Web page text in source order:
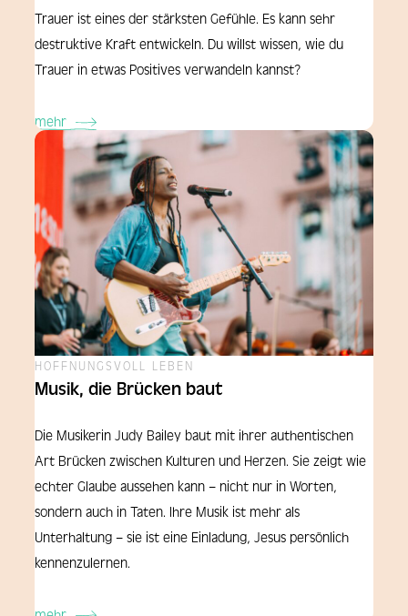
Trauer ist eines der stärksten Gefühle. Es kann sehr
destruktive Kraft entwickeln. Du willst wissen, wie du
Trauer in etwas Positives verwandeln kannst?
mehr
HOFFNUNGSVOLL LEBEN
Musik, die Brücken baut
Die Musikerin Judy Bailey baut mit ihrer authentischen
Art Brücken zwischen Kulturen und Herzen. Sie zeigt wie
echter Glaube aussehen kann – nicht nur in Worten,
sondern auch in Taten. Ihre Musik ist mehr als
Unterhaltung – sie ist eine Einladung, Jesus persönlich
kennenzulernen.